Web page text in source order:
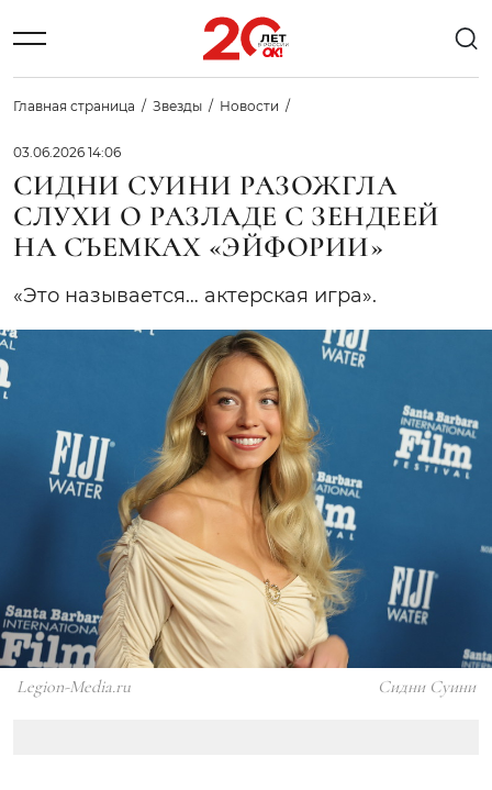
Главная страница Звезды Новости
03.06.2026 14:06
СИДНИ СУИНИ РАЗОЖГЛА
СЛУХИ О РАЗЛАДЕ С ЗЕНДЕЕЙ
НА СЪЕМКАХ «ЭЙФОРИИ»
«Это называется… актерская игра».
Legion-Media.ru Сидни Суини